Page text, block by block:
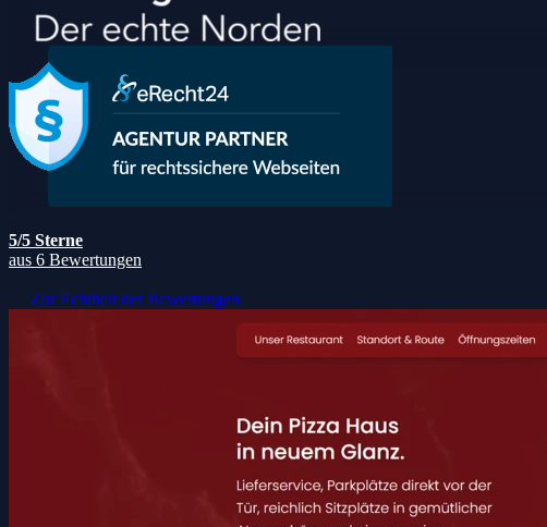
5/5 Sterne
aus 6 Bewertungen
Zur Echtheit der Bewertungen